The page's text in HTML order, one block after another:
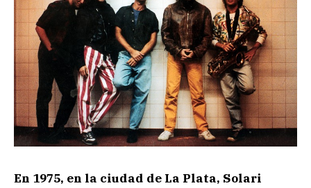
En 1975, en la ciudad de La Plata, Solari